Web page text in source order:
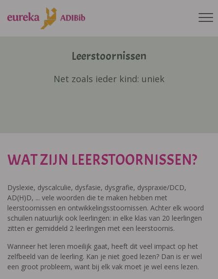
Leerstoornissen
Net zoals ieder kind: uniek
WAT ZIJN LEERSTOORNISSEN?
Dyslexie, dyscalculie, dysfasie, dysgrafie, dyspraxie/DCD,
AD(H)D, ... vele woorden die te maken hebben met
leerstoornissen en ontwikkelingsstoornissen. Achter elk woord
schuilen natuurlijk ook leerlingen: in elke klas van 20 leerlingen
zitten er gemiddeld 2 leerlingen met een leerstoornis.
Wanneer het leren moeilijk gaat, heeft dit veel impact op het
zelfbeeld van de leerling. Kan je niet goed lezen? Dan is er wel
een groot probleem, want bij elk vak moet je wel eens lezen.